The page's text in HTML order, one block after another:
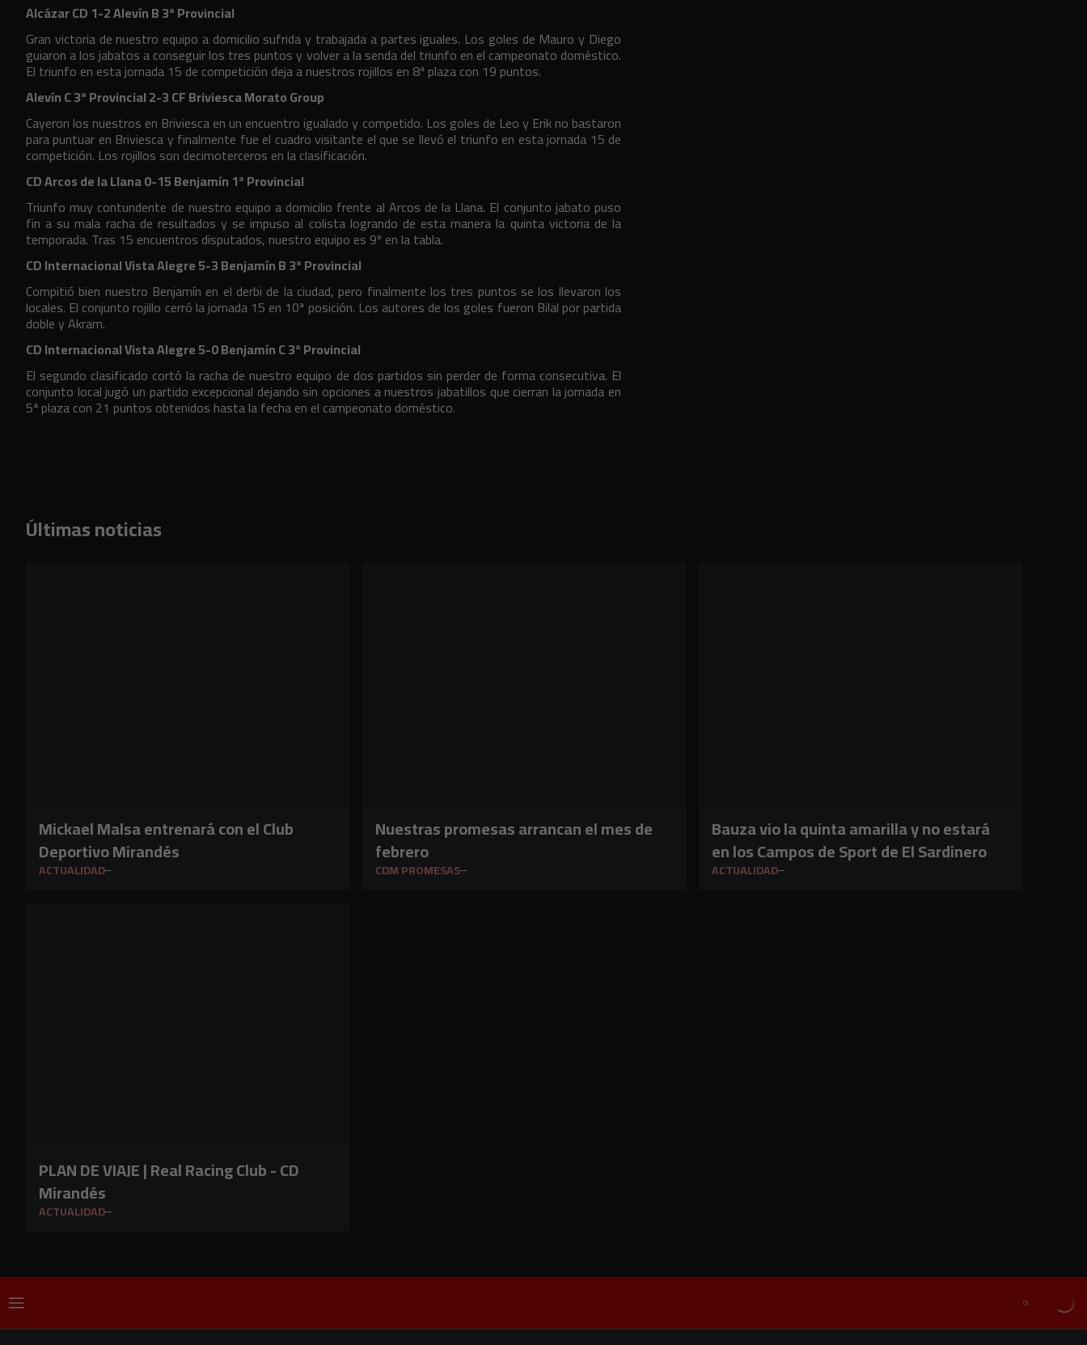
Alcázar CD 1-2 Alevín B 3ª Provincial
Gran victoria de nuestro equipo a domicilio sufrida y trabajada a partes iguales. Los goles de Mauro y Diego
guiaron a los jabatos a conseguir los tres puntos y volver a la senda del triunfo en el campeonato doméstico.
El triunfo en esta jornada 15 de competición deja a nuestros rojillos en 8ª plaza con 19 puntos.
Alevín C 3ª Provincial 2-3 CF Briviesca Morato Group
Cayeron los nuestros en Briviesca en un encuentro igualado y competido. Los goles de Leo y Erik no bastaron
para puntuar en Briviesca y finalmente fue el cuadro visitante el que se llevó el triunfo en esta jornada 15 de
competición. Los rojillos son decimoterceros en la clasificación.
CD Arcos de la Llana 0-15 Benjamín 1ª Provincial
Triunfo muy contundente de nuestro equipo a domicilio frente al Arcos de la Llana. El conjunto jabato puso
fin a su mala racha de resultados y se impuso al colista logrando de esta manera la quinta victoria de la
temporada. Tras 15 encuentros disputados, nuestro equipo es 9º en la tabla.
CD Internacional Vista Alegre 5-3 Benjamín B 3ª Provincial
Compitió bien nuestro Benjamín en el derbi de la ciudad, pero finalmente los tres puntos se los llevaron los
locales. El conjunto rojillo cerró la jornada 15 en 10ª posición. Los autores de los goles fueron Bilal por partida
doble y Akram.
CD Internacional Vista Alegre 5-0 Benjamín C 3ª Provincial
El segundo clasificado cortó la racha de nuestro equipo de dos partidos sin perder de forma consecutiva. El
conjunto local jugó un partido excepcional dejando sin opciones a nuestros jabatillos que cierran la jornada en
5ª plaza con 21 puntos obtenidos hasta la fecha en el campeonato doméstico.
Últimas noticias
Mickael Malsa entrenará con el Club
Deportivo Mirandés
ACTUALIDAD
Nuestras promesas arrancan el mes de
febrero
CDM PROMESAS
Bauza vio la quinta amarilla y no estará
en los Campos de Sport de El Sardinero
ACTUALIDAD
PLAN DE VIAJE | Real Racing Club - CD
Mirandés
ACTUALIDAD